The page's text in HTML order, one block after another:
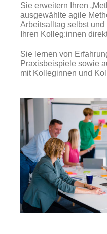
Sie erweitern Ihren
ausgewählte agile
Arbeitsalltag selbst
Ihren Kolleg:innen
Sie lernen von
Praxisbeispiele sowie
mit Kolleginnen und